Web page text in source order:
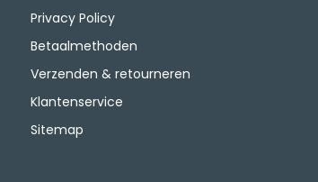
Privacy Policy
Betaalmethoden
Verzenden & retourneren
Klantenservice
Sitemap